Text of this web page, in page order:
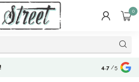
0
!Envíos a
4.7 /5